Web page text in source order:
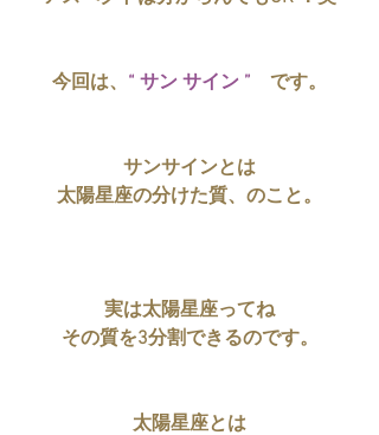
今回は、 “ サン サイン ” です。
サンサインとは
太陽星座の分けた質、のこと。
実は太陽星座ってね
その質を3分割できるのです。
太陽星座とは